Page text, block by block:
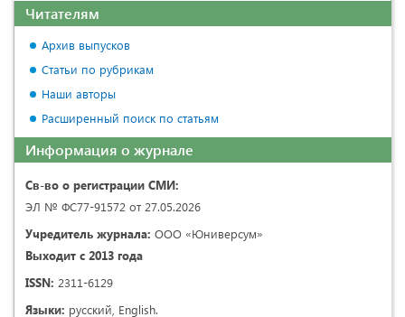
Читателям
Архив выпусков
Статьи по рубрикам
Наши авторы
Расширенный поиск по статьям
Информация о журнале
Св-во о регистрации СМИ:
ЭЛ № ФС77-91572 от 27.05.2026
Учредитель журнала: ООО «Юниверсум»
Выходит с 2013 года
ISSN: 2311-6129
Языки: русский, English.